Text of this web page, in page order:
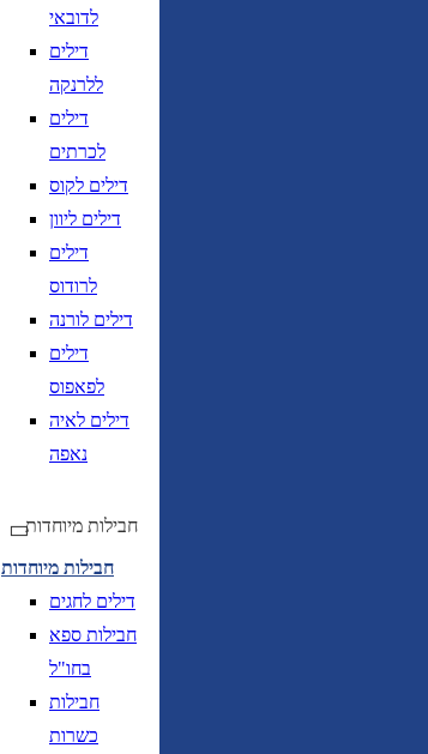
לדובאי
דילים
ללרנקה
דילים
לכרתים
דילים לקוס
דילים ליוון
דילים
לרודוס
דילים לורנה
דילים
לפאפוס
דילים לאיה
נאפה
חבילות מיוחדות
חבילות מיוחדות
דילים לחגים
חבילות ספא
בחו"ל
חבילות
כשרות